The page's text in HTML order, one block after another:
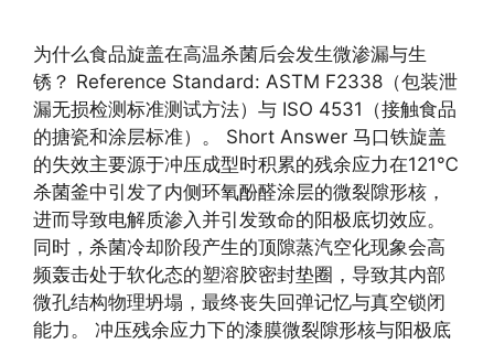
为什么食品旋盖在高温杀菌后会发生微渗漏与生
锈？ Reference Standard: ASTM F2338（包装泄
漏无损检测标准测试方法）与 ISO 4531（接触食品
的搪瓷和涂层标准）。 Short Answer 马口铁旋盖
的失效主要源于冲压成型时积累的残余应力在121℃
杀菌釜中引发了内侧环氧酚醛涂层的微裂隙形核，
进而导致电解质渗入并引发致命的阳极底切效应。
同时，杀菌冷却阶段产生的顶隙蒸汽空化现象会高
频轰击处于软化态的塑溶胶密封垫圈，导致其内部
微孔结构物理坍塌，最终丧失回弹记忆与真空锁闭
能力。 冲压残余应力下的漆膜微裂隙形核与阳极底